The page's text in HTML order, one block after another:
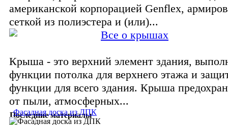
американской корпорацией Genflex,
сеткой из полиэстера и (или)...
Все о крышах
Крыша - это верхний элемент здания,
функции потолка для верхнего этажа и
функции для всего здания. Крыша
от пыли, атмосферных...
Последние материалы
Фасадная доска из ДПК